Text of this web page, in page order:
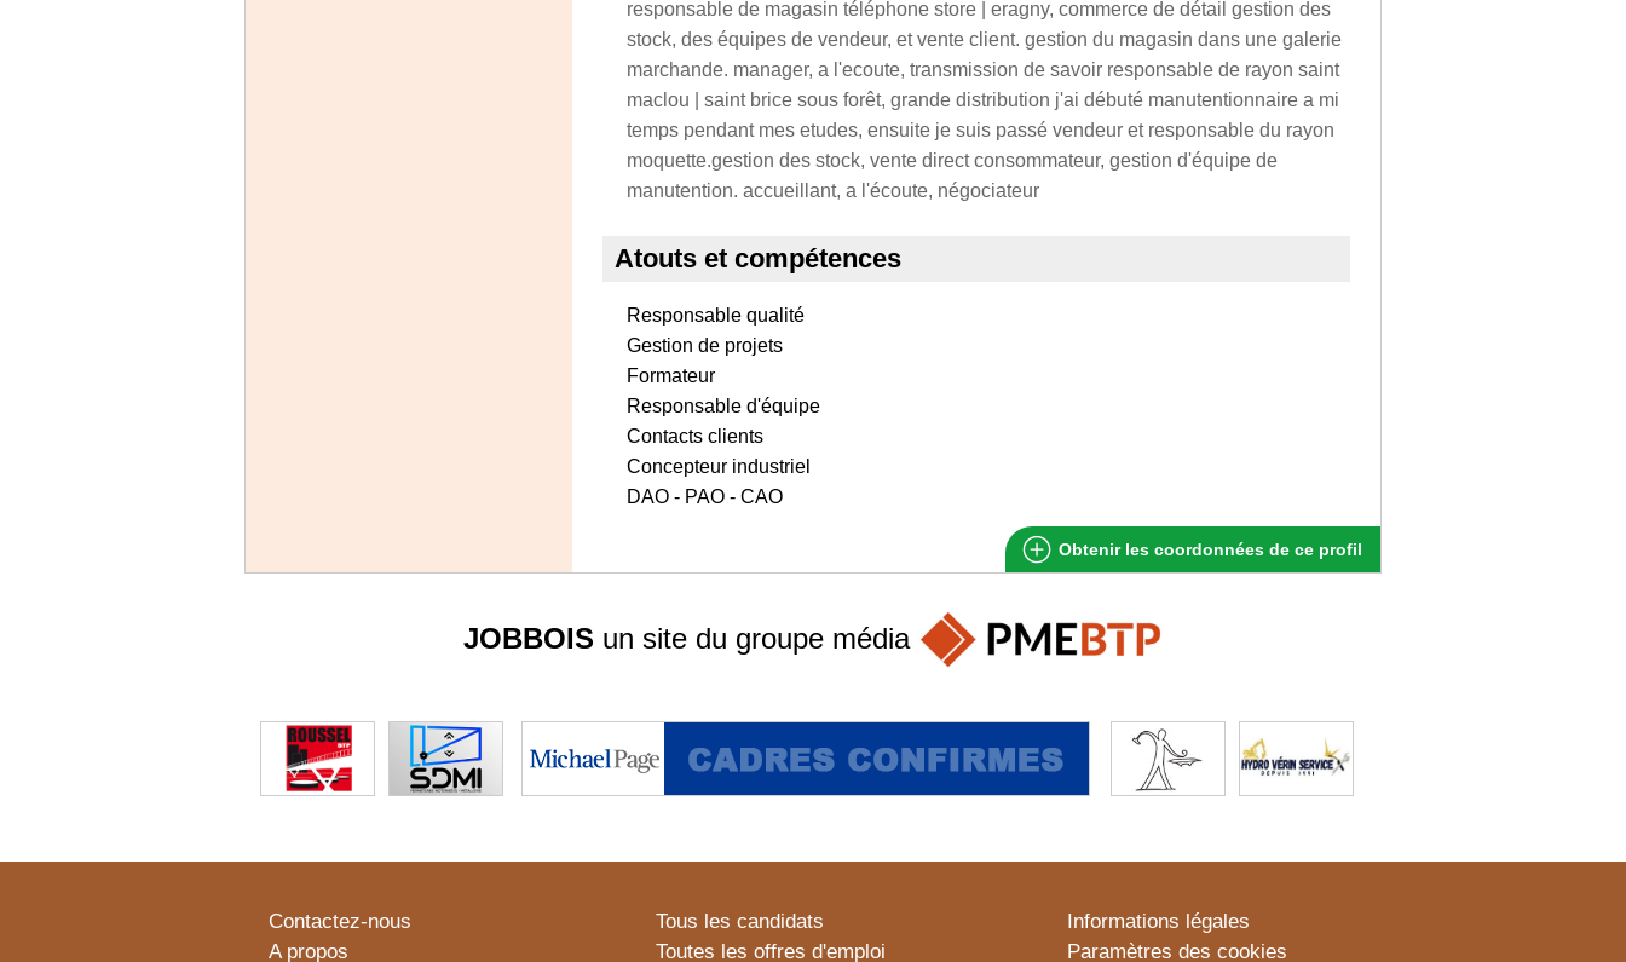
responsable de magasin téléphone store | eragny, commerce de détail gestion des
stock, des équipes de vendeur, et vente client. gestion du magasin dans une galerie
marchande. manager, a l'ecoute, transmission de savoir responsable de rayon saint
maclou | saint brice sous forêt, grande distribution j'ai débuté manutentionnaire a mi
temps pendant mes etudes, ensuite je suis passé vendeur et responsable du rayon
moquette.gestion des stock, vente direct consommateur, gestion d'équipe de
manutention. accueillant, a l'écoute, négociateur
Atouts et compétences
Responsable qualité
Gestion de projets
Formateur
Responsable d'équipe
Contacts clients
Concepteur industriel
DAO - PAO - CAO
Obtenir les coordonnées de ce profil
JOBBOIS un site du groupe média
Contactez-nous
A propos
Tous les candidats
Toutes les offres d'emploi
Informations légales
Paramètres des cookies